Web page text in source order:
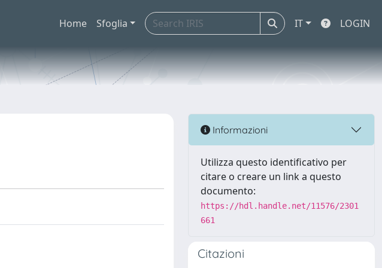
Home Sfoglia IT LOGIN
Informazioni
Utilizza questo identificativo per
citare o creare un link a questo
documento:
https://hdl.handle.net/11576/2301
661
Citazioni